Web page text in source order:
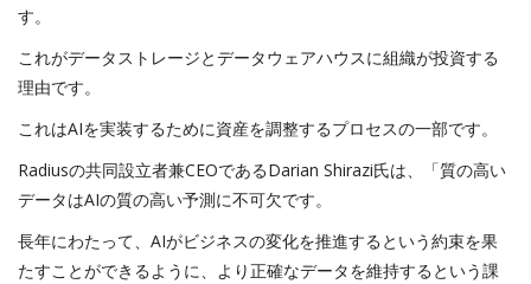
す。
これがデータストレージとデータウェアハウスに組織が投資する
理由です。
これはAIを実装するために資産を調整するプロセスの一部です。
Radiusの共同設立者兼CEOであるDarian Shirazi氏は、「質の高い
データはAIの質の高い予測に不可欠です。
長年にわたって、AIがビジネスの変化を推進するという約束を果
たすことができるように、より正確なデータを維持するという課